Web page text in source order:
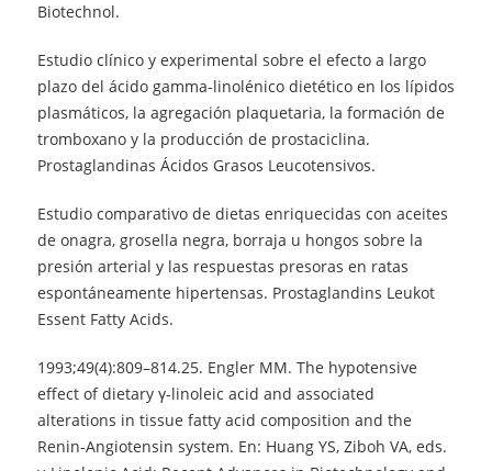
Biotechnol.
Estudio clínico y experimental sobre el efecto a largo
plazo del ácido gamma-linolénico dietético en los lípidos
plasmáticos, la agregación plaquetaria, la formación de
tromboxano y la producción de prostaciclina.
Prostaglandinas Ácidos Grasos Leucotensivos.
Estudio comparativo de dietas enriquecidas con aceites
de onagra, grosella negra, borraja u hongos sobre la
presión arterial y las respuestas presoras en ratas
espontáneamente hipertensas. Prostaglandins Leukot
Essent Fatty Acids.
1993;49(4):809–814.25. Engler MM. The hypotensive
effect of dietary γ-linoleic acid and associated
alterations in tissue fatty acid composition and the
Renin-Angiotensin system. En: Huang YS, Ziboh VA, eds.